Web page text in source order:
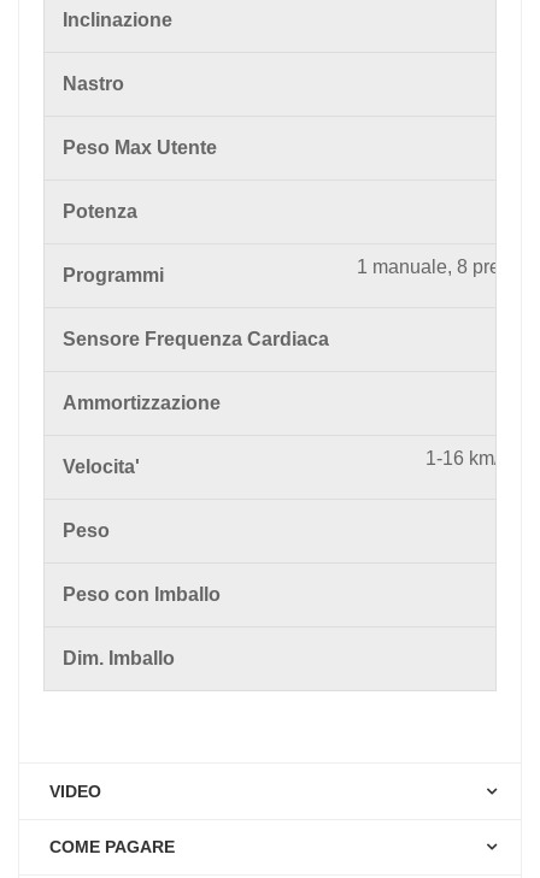
Inclinazione
Nastro
Peso Max Utente
Potenza
Programmi 1 manuale, 8
Sensore Frequenza Cardiaca
Ammortizzazione
Velocita' 1-16 km/h
Peso
Peso con Imballo
Dim. Imballo
VIDEO
COME PAGARE